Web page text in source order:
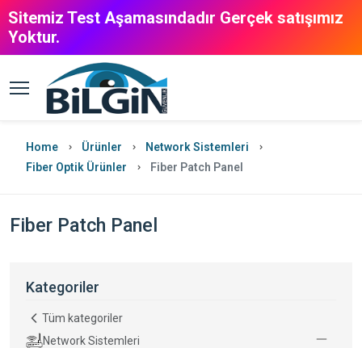
Sitemiz Test Aşamasındadır Gerçek satışımız
Yoktur.
Home Ürünler
Network Sistemleri
Fiber Optik Ürünler
Fiber Patch Panel
Fiber Patch Panel
Kategoriler
Tüm kategoriler
Network Sistemleri